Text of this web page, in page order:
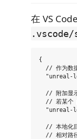
在 VS
{
// 作为数
"unreal-
// 附加显
// 若某个
"unreal-
// 本地化
// 相对路